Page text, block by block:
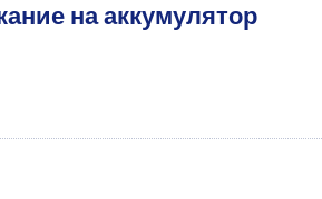
на аккумулятор